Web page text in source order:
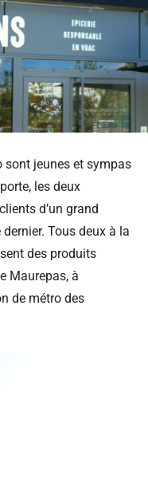
sont jeunes et sympas
les deux
d’un grand
Tous deux à la
des produits
Maurepas, à
de métro des